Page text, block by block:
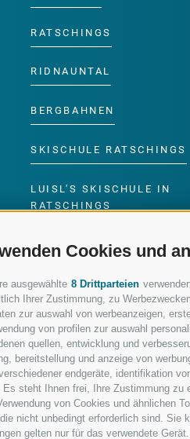
Cookies und
ausgewählte 8 Drittparteien
Ihrer Zustimmung, zu
zur auswahl von werbeanzeigen,
von profilen zur auswahl
quellen, entwicklung und
bereitstellung und anzeige von
endgeräte, identifikation
Es steht Ihnen frei, Ihre Zustimmung zu
von Cookies und ähnlichen
nicht unbedingt erforderlich sind. Sie
gelten nur für das verwendete Gerät.
RATSCHINGS
RIDNAUNTAL
BERGBAHNEN
SKISCHULE RATSCHINGS
LUISL'S SKISCHULE IN
RATSCHINGS
UNS AUF SOCIAL